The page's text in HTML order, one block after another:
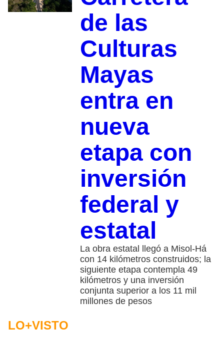
de las
Culturas
Mayas
entra en
nueva
etapa con
inversión
federal y
estatal
La obra estatal llegó a Misol-Há
con 14 kilómetros construidos; la
siguiente etapa contempla 49
kilómetros y una inversión
conjunta superior a los 11 mil
millones de pesos
LO+VISTO